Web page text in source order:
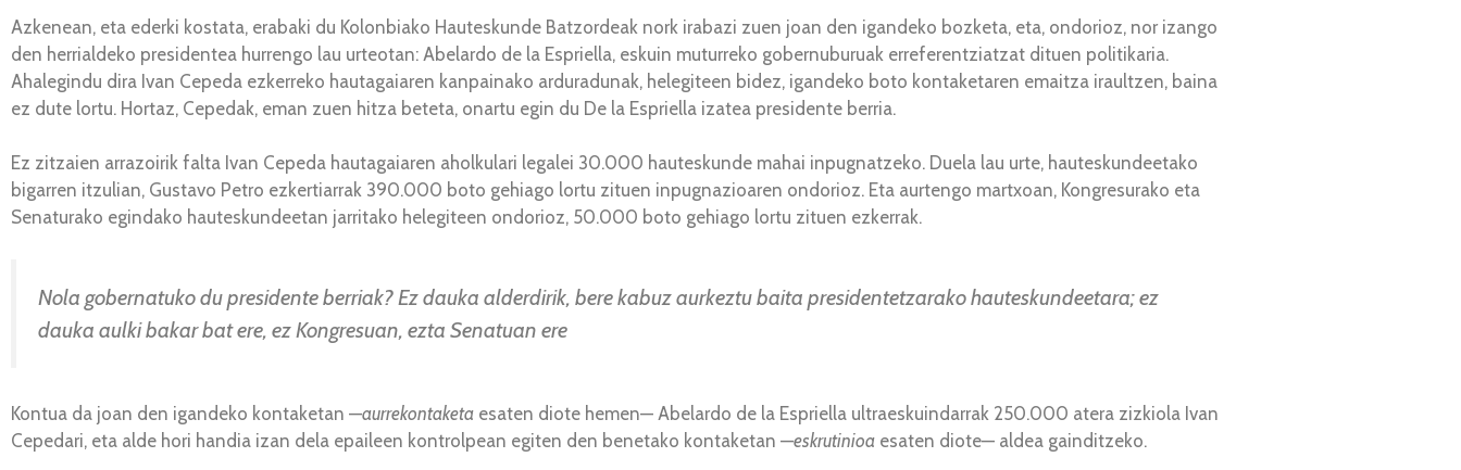
Azkenean, eta ederki kostata, erabaki du Kolonbiako Hauteskunde Batzordeak nork irabazi zuen joan den igandeko bozketa, eta, ondorioz, nor izango
den herrialdeko presidentea hurrengo lau urteotan: Abelardo de la Espriella, eskuin muturreko gobernuburuak erreferentziatzat dituen politikaria.
Ahalegindu dira Ivan Cepeda ezkerreko hautagaiaren kanpainako arduradunak, helegiteen bidez, igandeko boto kontaketaren emaitza iraultzen, baina
ez dute lortu. Hortaz, Cepedak, eman zuen hitza beteta, onartu egin du De la Espriella izatea presidente berria.
Ez zitzaien arrazoirik falta Ivan Cepeda hautagaiaren aholkulari legalei 30.000 hauteskunde mahai inpugnatzeko. Duela lau urte, hauteskundeetako
bigarren itzulian, Gustavo Petro ezkertiarrak 390.000 boto gehiago lortu zituen inpugnazioaren ondorioz. Eta aurtengo martxoan, Kongresurako eta
Senaturako egindako hauteskundeetan jarritako helegiteen ondorioz, 50.000 boto gehiago lortu zituen ezkerrak.
Nola gobernatuko du presidente berriak? Ez dauka alderdirik, bere kabuz aurkeztu baita presidentetzarako hauteskundeetara; ez
dauka aulki bakar bat ere, ez Kongresuan, ezta Senatuan ere
Kontua da joan den igandeko kontaketan —aurrekontaketa esaten diote hemen— Abelardo de la Espriella ultraeskuindarrak 250.000 atera zizkiola Ivan
Cepedari, eta alde hori handia izan dela epaileen kontrolpean egiten den benetako kontaketan —eskrutinioa esaten diote— aldea gainditzeko.